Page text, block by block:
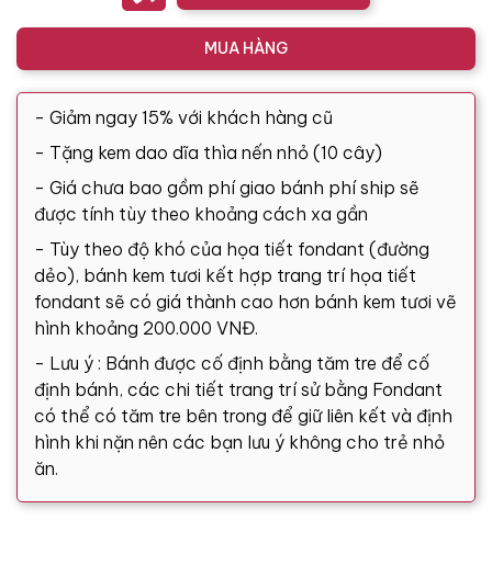
MUA HÀNG
- Giảm ngay 15% với khách hàng cũ
- Tặng kem dao dĩa thìa nến nhỏ (10 cây)
- Giá chưa bao gồm phí giao bánh phí ship sẽ
được tính tùy theo khoảng cách xa gần
- Tùy theo độ khó của họa tiết fondant (đường
dẻo), bánh kem tươi kết hợp trang trí họa tiết
fondant sẽ có giá thành cao hơn bánh kem tươi vẽ
hình khoảng 200.000 VNĐ.
- Lưu ý : Bánh được cố định bằng tăm tre để cố
định bánh, các chi tiết trang trí sử bằng Fondant
có thể có tăm tre bên trong để giữ liên kết và định
hình khi nặn nên các bạn lưu ý không cho trẻ nhỏ
ăn.